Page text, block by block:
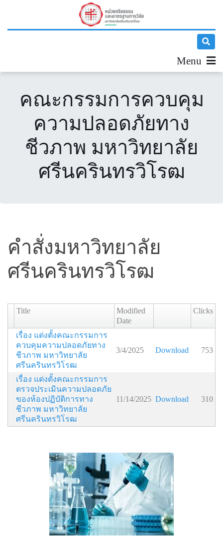
Menu
คณะกรรมการควบคุม
ความปลอดภัยทาง
ชีวภาพ มหาวิทยาลัย
ศรีนครินทรวิโรฒ
คำสั่งมหาวิทยาลัย
ศรีนครินทรวิโรฒ
Title
Modified
Date
Clicks
เรื่อง แต่งตั้งคณะกรรมการ
ควบคุมความปลอดภัยทาง
ชีวภาพ มหาวิทยาลัย
ศรีนครินทรวิโรฒ
3/4/2025 Download 753
เรื่อง แต่งตั้งคณะกรรมการ
ตรวจประเมินความปลอดภัย
ของห้องปฏิบัติการทาง
ชีวภาพ มหาวิทยาลัย
ศรีนครินทรวิโรฒ
11/14/2025 Download 310